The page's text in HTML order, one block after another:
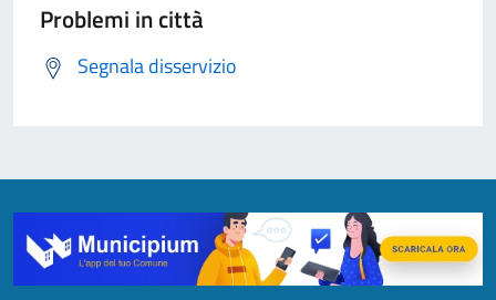
Problemi in città
Segnala disservizio